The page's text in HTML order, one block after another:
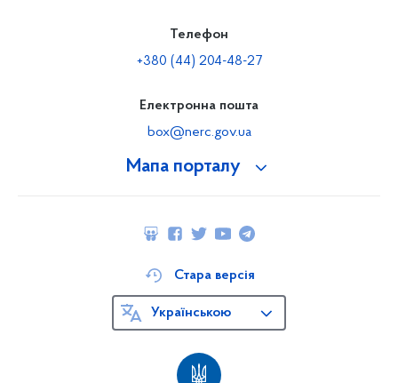
Мапа порталу
Телефон
+380 (44) 204-48-27
Електронна пошта
box@nerc.gov.ua
Стара версія
Українською